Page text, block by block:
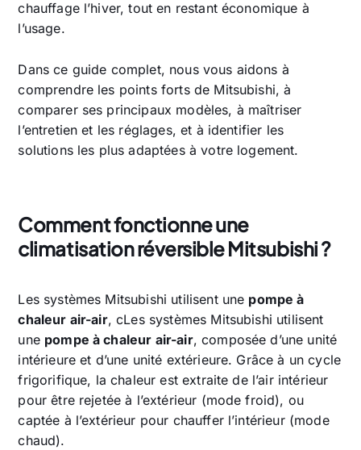
chauffage l’hiver, tout en restant économique à
l’usage.
Dans ce guide complet, nous vous aidons à
comprendre les points forts de Mitsubishi, à
comparer ses principaux modèles, à maîtriser
l’entretien et les réglages, et à identifier les
solutions les plus adaptées à votre logement.
Comment fonctionne une
climatisation réversible Mitsubishi ?
Les systèmes Mitsubishi utilisent une pompe à
chaleur air-air, cLes systèmes Mitsubishi utilisent
une pompe à chaleur air-air, composée d’une unité
intérieure et d’une unité extérieure. Grâce à un cycle
frigorifique, la chaleur est extraite de l’air intérieur
pour être rejetée à l’extérieur (mode froid), ou
captée à l’extérieur pour chauffer l’intérieur (mode
chaud).